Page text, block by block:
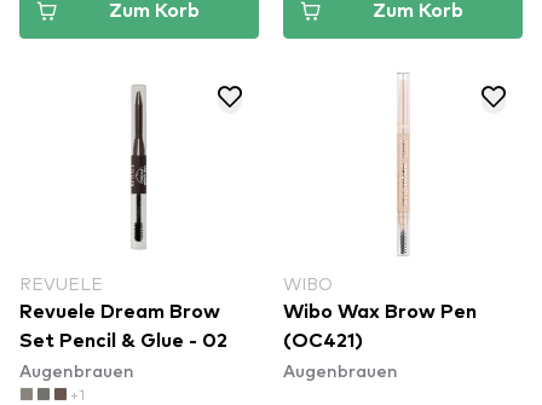
Zum Korb Zum Korb
REVUELE
Revuele Dream Brow
Set Pencil & Glue - 02
Augenbrauen
+1
WIBO
Wibo Wax Brow Pen
(OC421)
Augenbrauen